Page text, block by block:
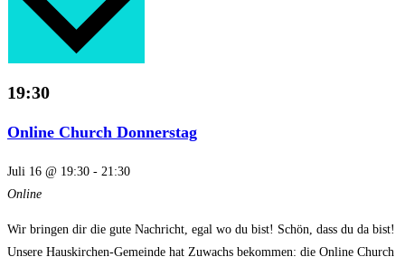
19:30
Online Church Donnerstag
Juli 16 @ 19:30 - 21:30
Online
Wir bringen dir die gute Nachricht, egal wo du bist! Schön, dass du da bist!
Unsere Hauskirchen-Gemeinde hat Zuwachs bekommen: die Online Church